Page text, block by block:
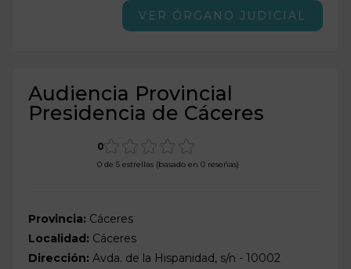
VER ÓRGANO JUDICIAL
Audiencia Provincial
Presidencia de Cáceres
0
0 de 5 estrellas (basado en 0 reseñas)
Provincia: Cáceres
Localidad: Cáceres
Dirección: Avda. de la Hispanidad, s/n - 10002